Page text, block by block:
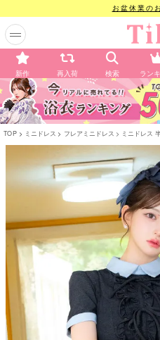
お盆休業の
新作 再入荷 検索 ラン
TOP ミニドレス フレアミニドレス ミニドレス